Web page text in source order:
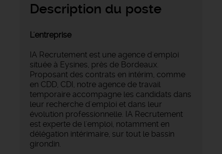
Description du poste
L'entreprise
IA Recrutement est une agence d'emploi
située à Eysines, près de Bordeaux.
Proposant des contrats en intérim, comme
en CDD, CDI, notre agence de travail
temporaire accompagne les candidats dans
leur recherche d'emploi et dans leur
évolution professionnelle. IA Recrutement
est experte de l'emploi, notamment en
délégation intérimaire, sur tout le bassin
girondin.